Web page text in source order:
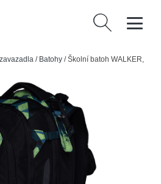
Vyhledávání
/ Batohy /Školní batoh WALKER,